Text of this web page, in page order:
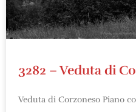
3282 – Veduta di
Veduta di Corzoneso Piano